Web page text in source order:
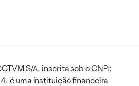
S/A, inscrita sob o CNPJ:
é uma instituição financeira